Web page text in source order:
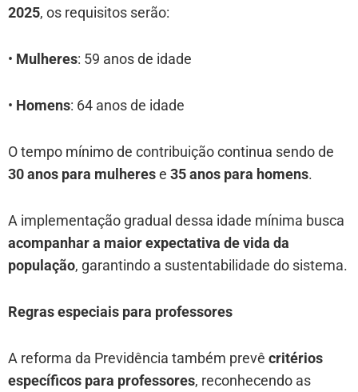
2025, os requisitos serão:
• Mulheres: 59 anos de idade
• Homens: 64 anos de idade
O tempo mínimo de contribuição continua sendo de
30 anos para mulherese 35 anos para homens.
A implementação gradual dessa idade mínima busca
acompanhar a maior expectativa de vida da
população, garantindo a sustentabilidade do sistema.
Regras especiais para professores
A reforma da Previdência também prevê critérios
específicos para professores, reconhecendo as